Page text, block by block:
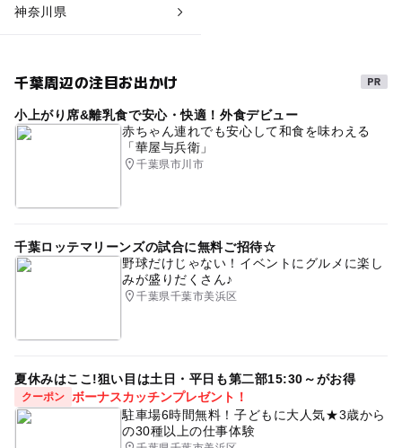
神奈川県
千葉周辺の注目お出かけ
小上がり席&離乳食で安心・快適！外食デビュー
赤ちゃん連れでも安心して和食を味わえる
「華屋与兵衛」
千葉県市川市
千葉ロッテマリーンズの試合に無料ご招待☆
野球だけじゃない！イベントにグルメに楽し
みが盛りだくさん♪
千葉県千葉市美浜区
夏休みはここ!狙い目は土日・平日も第二部15:30～がお得
クーポン
ボーナスカッチンプレゼント！
駐車場6時間無料！子どもに大人気★3歳から
の30種以上の仕事体験